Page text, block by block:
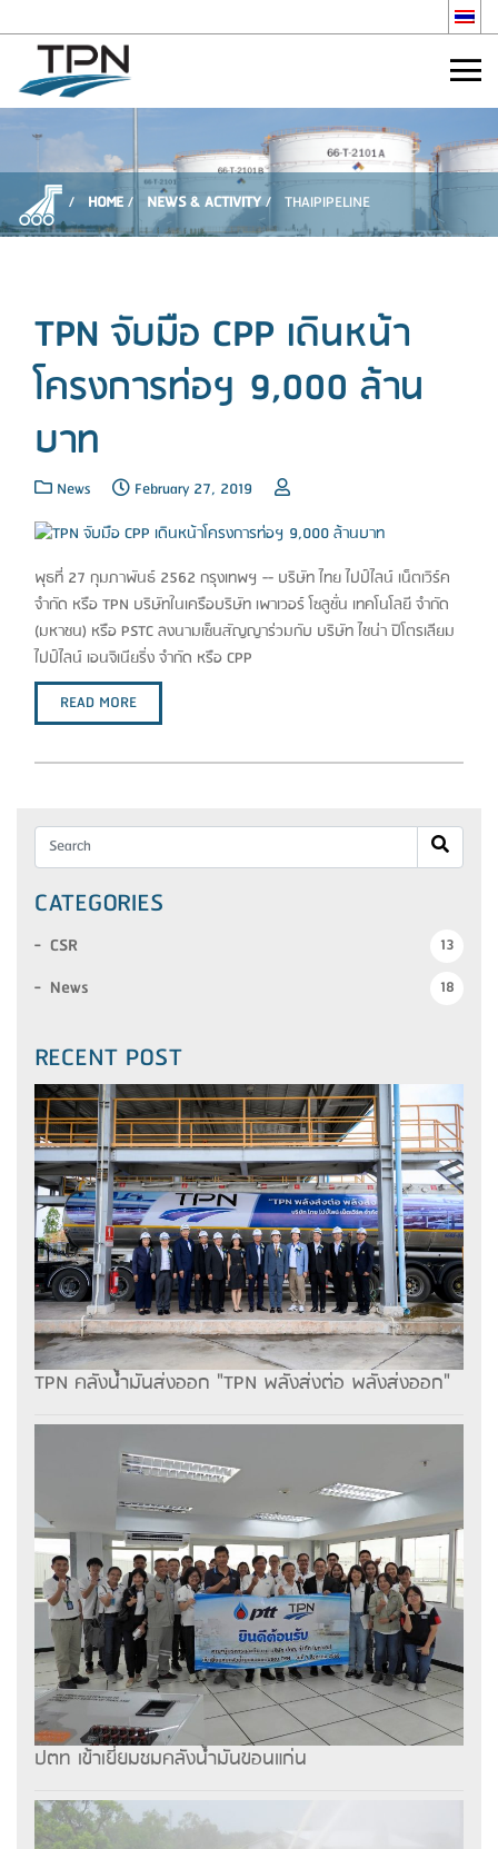
HOME NEWS & ACTIVITY THAIPIPELINE
TPN จับมือ CPP เดินหน้า
โครงการท่อฯ 9,000 ล้าน
บาท
News February 27, 2019
พุธที่ 27 กุมภาพันธ์ 2562 กรุงเทพฯ -- บริษัท ไทย ไปป์ไลน์ เน็ตเวิร์ค
จำกัด หรือ TPN บริษัทในเครือบริษัท เพาเวอร์ โซลูชั่น เทคโนโลยี จำกัด
(มหาชน) หรือ PSTC ลงนามเซ็นสัญญาร่วมกับ บริษัท ไชน่า ปิโตรเลียม
ไปป์ไลน์ เอนจิเนียริ่ง จำกัด หรือ CPP
READ MORE
CATEGORIES
CSR 13
News 18
RECENT POST
TPN คลังน้ำมันส่งออก "TPN พลังส่งต่อ พลังส่งออก"
ปตท เข้าเยี่ยมชมคลังน้ำมันขอนแก่น